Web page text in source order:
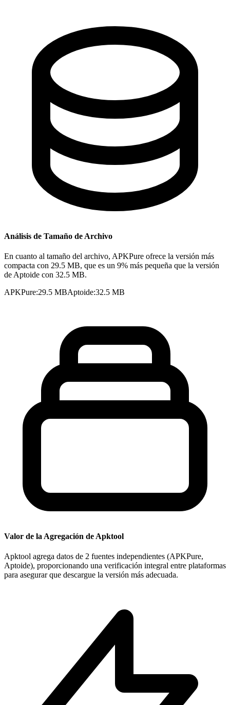
Análisis de Tamaño de Archivo
En cuanto al tamaño del archivo, APKPure ofrece la versión más
compacta con 29.5 MB, que es un 9% más pequeña que la versión
de Aptoide con 32.5 MB.
APKPure:29.5 MBAptoide:32.5 MB
Valor de la Agregación de Apktool
Apktool agrega datos de 2 fuentes independientes (APKPure,
Aptoide), proporcionando una verificación integral entre plataformas
para asegurar que descargue la versión más adecuada.